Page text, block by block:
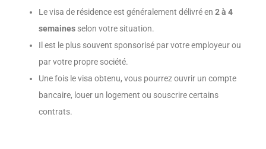
Le visa de résidence est généralement délivré en 2 à 4
semaines selon votre situation.
Il est le plus souvent sponsorisé par votre employeur ou
par votre propre société.
Une fois le visa obtenu, vous pourrez ouvrir un compte
bancaire, louer un logement ou souscrire certains
contrats.